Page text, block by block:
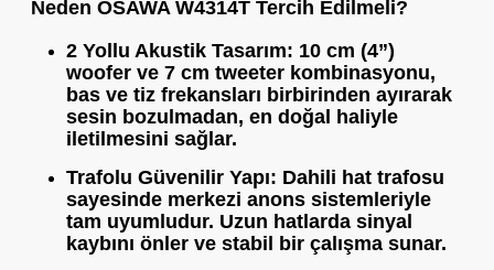
Neden OSAWA W4314T Tercih Edilmeli?
2 Yollu Akustik Tasarım: 10 cm (4”)
woofer ve 7 cm tweeter kombinasyonu,
bas ve tiz frekansları birbirinden ayırarak
sesin bozulmadan, en doğal haliyle
iletilmesini sağlar.
Trafolu Güvenilir Yapı: Dahili hat trafosu
sayesinde merkezi anons sistemleriyle
tam uyumludur. Uzun hatlarda sinyal
kaybını önler ve stabil bir çalışma sunar.